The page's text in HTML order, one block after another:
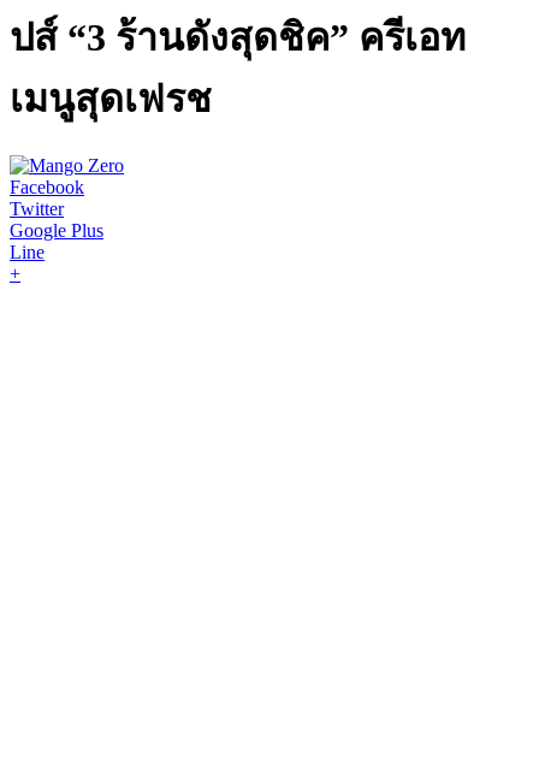
ปส์ “3 ร้านดังสุดชิค” ครีเอท
เมนูสุดเฟรช
Facebook
Twitter
Google Plus
Line
+